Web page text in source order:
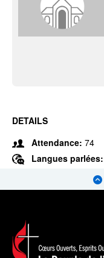
DETAILS
Attendance: 74
Langues parlées: